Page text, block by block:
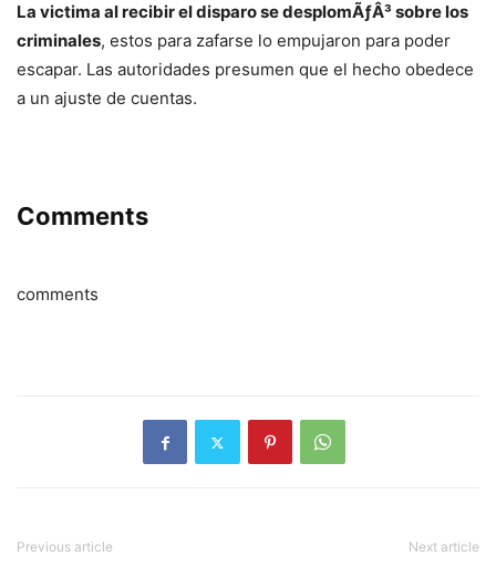
La victima al recibir el disparo se desplomÃƒÂ³ sobre los
criminales, estos para zafarse lo empujaron para poder
escapar. Las autoridades presumen que el hecho obedece
a un ajuste de cuentas.
Comments
comments
Previous article Next article